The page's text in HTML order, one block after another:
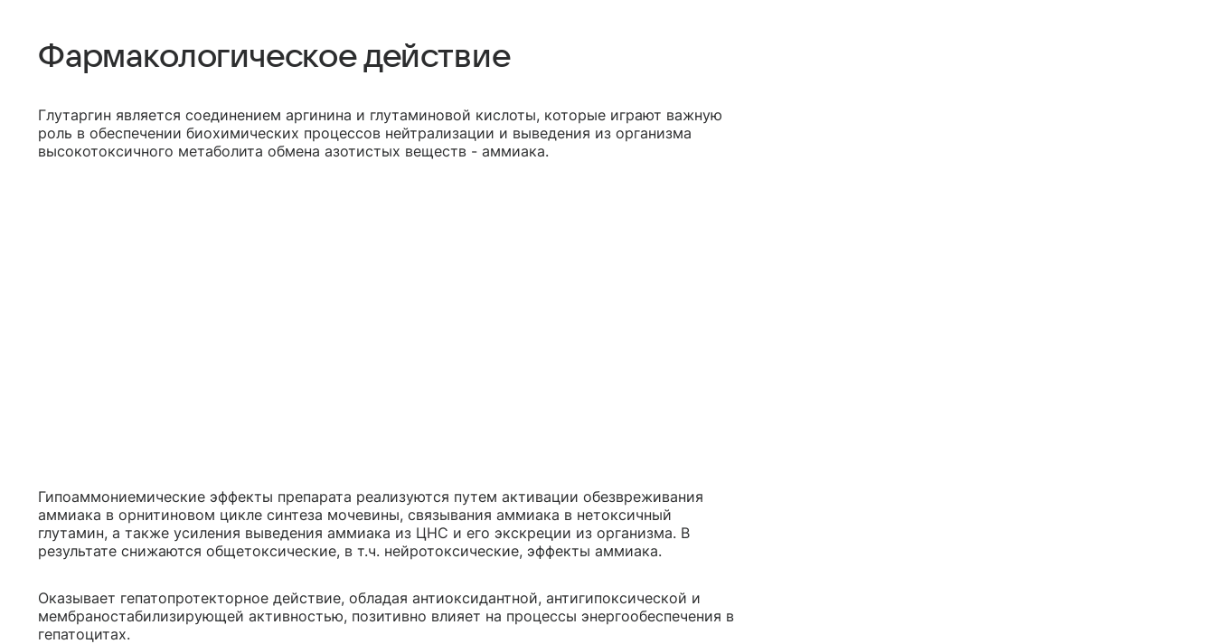
Фармакологическое действие
Глутаргин является соединением аргинина и глутаминовой кислоты, которые играют важную
роль в обеспечении биохимических процессов нейтрализации и выведения из организма
высокотоксичного метаболита обмена азотистых веществ - аммиака.
Гипоаммониемические эффекты препарата реализуются путем активации обезвреживания
аммиака в орнитиновом цикле синтеза мочевины, связывания аммиака в нетоксичный
глутамин, а также усиления выведения аммиака из ЦНС и его экскреции из организма. В
результате снижаются общетоксические, в т.ч. нейротоксические, эффекты аммиака.
Оказывает гепатопротекторное действие, обладая антиоксидантной, антигипоксической и
мембраностабилизирующей активностью, позитивно влияет на процессы энергообеспечения в
гепатоцитах.